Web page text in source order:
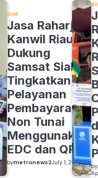
SIAK
Jasa Raharja
Kanwil Riau
Dukung
Samsat Siak
Tingkatkan
Pelayanan
Pembayaran
Non Tunai
Menggunakan
EDC dan QRIS
bymetronews2July 1, 2026 by